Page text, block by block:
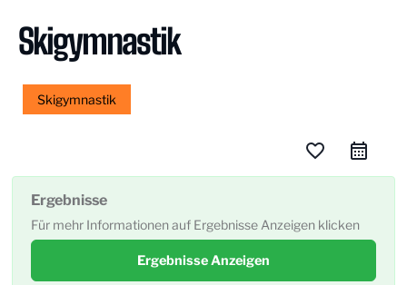
Skigymnastik
Skigymnastik
favorite_border
Ergebnisse
Für mehr Informationen auf Ergebnisse Anzeigen klicken
Ergebnisse Anzeigen